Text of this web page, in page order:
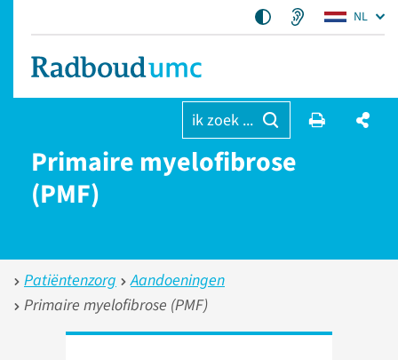
NL
ik zoek ...
Primaire myelofibrose
(PMF)
Patiëntenzorg
Aandoeningen
Primaire myelofibrose (PMF)